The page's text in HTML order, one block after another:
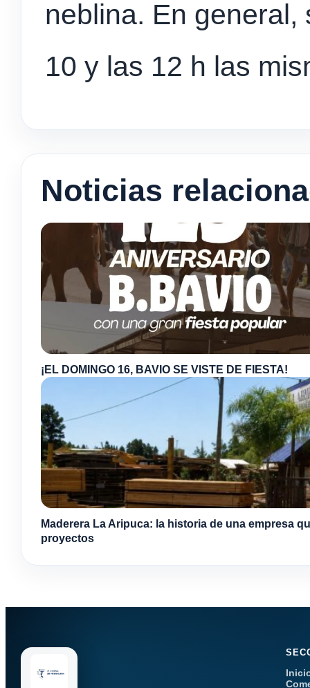
neblina. En
10 y las 12 h las
Noticias
¡EL DOMINGO 16, BAVIO SE VISTE DE FIESTA!
Maderera La Aripuca: la historia de una empresa
proyectos